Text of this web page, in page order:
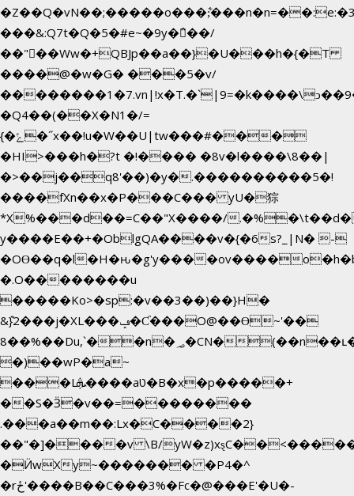
�Z��Q�vN��;�����o���;͋���n�n=��:e:�݋'�3:�_^�}
���&:Q7t�Q�5�#e~�9y�݅󈽻��/
��"��Ww�+QBJp��a��}�U���h�{�T
����@�w�G� ���5�v/
��������1�7.vn|!x�T.�`|9=�k����\ͻ��ߏ��9B'|
�Q4��(��X�N1�/=
{�ݻ�˝x��!u�W��U|tw���#���
�HI>���h�?t �!���� �8v�l����\8��|
�>��j��q8'��)�y�.����������5�!
����fXn��x�P���C��� yU�猔
*X%���d��=C��"X����/
y����E��+�OblgQA����v�{�6s?_|N� -
�OƟ��q�l�H�ԋ�g'y����ov����
�.O��������u
�����Ko>�sp:�v��3��)��}H�
&݉}2���j�XL���ݡ�Ƈ���O@��Ɵ~'��
8��%��Du,`��n�؃�CN�(��n��ւ���B�9��
�)��wP�a~
���Lܞ����aט�B�x�p�����+
��S�Ӟ�v��=��������
.���a��m��:Lx�C����2}
��"�]����v \B/
�ӤwXy~������� �P4�^
�rځ'����B��C���3%�Fc�@���E'�U�-